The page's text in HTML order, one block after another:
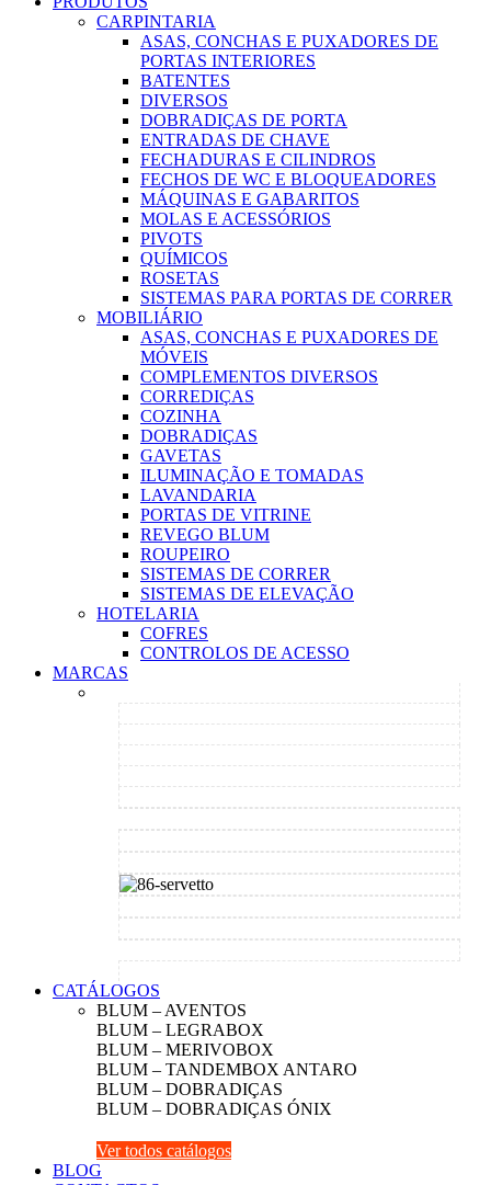
CARPINTARIA
ASAS, CONCHAS E PUXADORES DE
PORTAS INTERIORES
BATENTES
DIVERSOS
DOBRADIÇAS DE PORTA
ENTRADAS DE CHAVE
FECHADURAS E CILINDROS
FECHOS DE WC E BLOQUEADORES
MÁQUINAS E GABARITOS
MOLAS E ACESSÓRIOS
PIVOTS
QUÍMICOS
ROSETAS
SISTEMAS PARA PORTAS DE CORRER
MOBILIÁRIO
ASAS, CONCHAS E PUXADORES DE
MÓVEIS
COMPLEMENTOS DIVERSOS
CORREDIÇAS
COZINHA
DOBRADIÇAS
GAVETAS
ILUMINAÇÃO E TOMADAS
LAVANDARIA
PORTAS DE VITRINE
REVEGO BLUM
ROUPEIRO
SISTEMAS DE CORRER
SISTEMAS DE ELEVAÇÃO
HOTELARIA
COFRES
CONTROLOS DE ACESSO
MARCAS
CATÁLOGOS
BLUM – AVENTOS
BLUM – LEGRABOX
BLUM – MERIVOBOX
BLUM – TANDEMBOX ANTARO
BLUM – DOBRADIÇAS
BLUM – DOBRADIÇAS ÓNIX
Ver todos catálogos
BLOG